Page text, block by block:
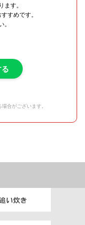
ます。
すめです。
。
合がございます。